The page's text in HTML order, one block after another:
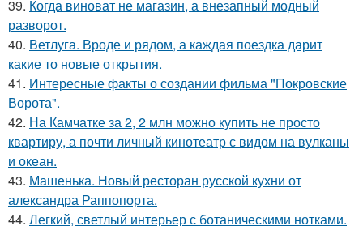
39. Когда виноват не магазин, а внезапный модный
разворот.
40. Ветлуга. Вроде и рядом, а каждая поездка дарит
какие то новые открытия.
41. Интересные факты о создании фильма "Покровские
Ворота".
42. На Камчатке за 2, 2 млн можно купить не просто
квартиру, а почти личный кинотеатр с видом на вулканы
и океан.
43. Машенька. Новый ресторан русской кухни от
александра Раппопорта.
44. Легкий, светлый интерьер с ботаническими нотками.